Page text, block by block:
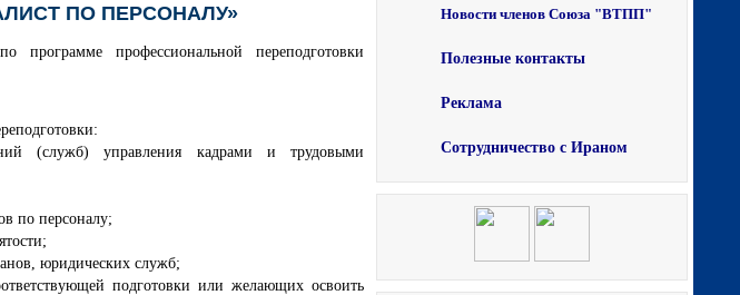
ПО ПЕРСОНАЛУ»
программе профессиональной переподготовки
(служб) управления кадрами и трудовыми
по персоналу;
юридических служб;
подготовки или желающих освоить
Новости членов Союза "ВТПП"
Полезные контакты
Реклама
Сотрудничество с Ираном